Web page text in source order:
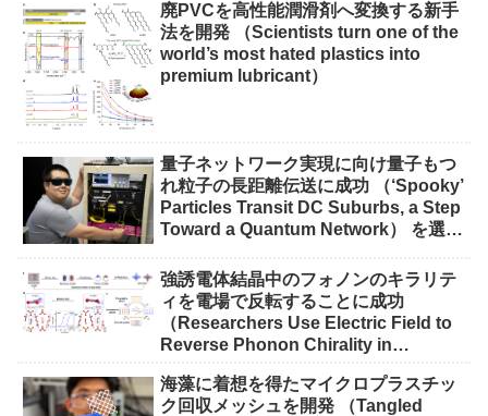
廃PVCを高性能潤滑剤へ変換する新手
法を開発 （Scientists turn one of the
world’s most hated plastics into
premium lubricant）
量子ネットワーク実現に向け量子もつ
れ粒子の長距離伝送に成功 （‘Spooky’
Particles Transit DC Suburbs, a Step
Toward a Quantum Network） を選択
れ粒子の長距離伝送に成功 （‘Spooky’
Particles Transit DC Suburbs, a Step
Toward a Quantum Network）
強誘電体結晶中のフォノンのキラリテ
ィを電場で反転することに成功
（Researchers Use Electric Field to
Reverse Phonon Chirality in
海藻に着想を得たマイクロプラスチッ
ク回収メッシュを開発 （Tangled